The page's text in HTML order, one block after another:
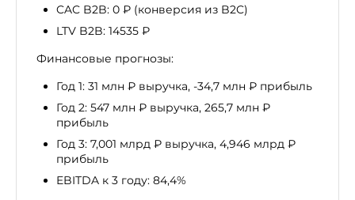
CAC B2B: 0 ₽ (конверсия из B2C)
LTV B2B: 14535 ₽
Финансовые прогнозы:
Год 1: 31 млн ₽ выручка, -34,7 млн ₽ прибыль
Год 2: 547 млн ₽ выручка, 265,7 млн ₽
прибыль
Год 3: 7,001 млрд ₽ выручка, 4,946 млрд ₽
прибыль
EBITDA к 3 году: 84,4%